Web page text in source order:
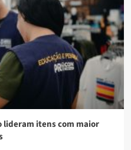
lideram itens com maior